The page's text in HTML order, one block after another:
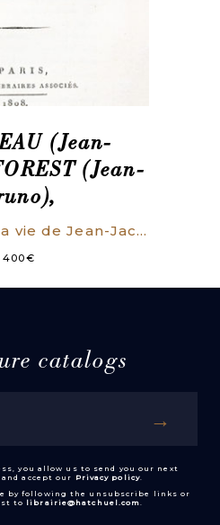
(Jean-
(Jean-
1- Abrégé de la vie de Jean-Jacques Rousseau, citoyen de Genève, tiré de ses Confessions et de ses autres ouvrages. Paris, Chez les libraires associés, 1808. (1) f., 218 p. 2- La Nouvelle Heloïse de J.-J. Rousseau, citoyen de Genève, Mise en scène pour former un Drame en cinq Actes. Paris, Chez les libraires associés, 1806. viii, 111 p. titre inclus.
400€
catalogs
you allow us to send you our next
accept our Privacy policy.
by following the unsubscribe links or
to librairie@hatchuel.com.